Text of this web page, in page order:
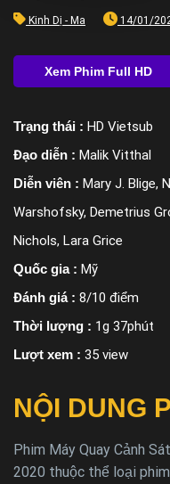
Kinh Dị - Ma 14/01/
Trạng thái : HD Vietsub
Đạo diễn : Malik Vitthal
Diễn viên : Mary J. Blige,
Warshofsky, Demetrius
Nichols, Lara Grice
Quốc gia : Mỹ
Đánh giá : 8/10 điểm
Thời lượng : 1g 37phút
Lượt xem : 35 view
NỘI DUNG
Phim Máy Quay Cảnh
2020 thuộc thể loại